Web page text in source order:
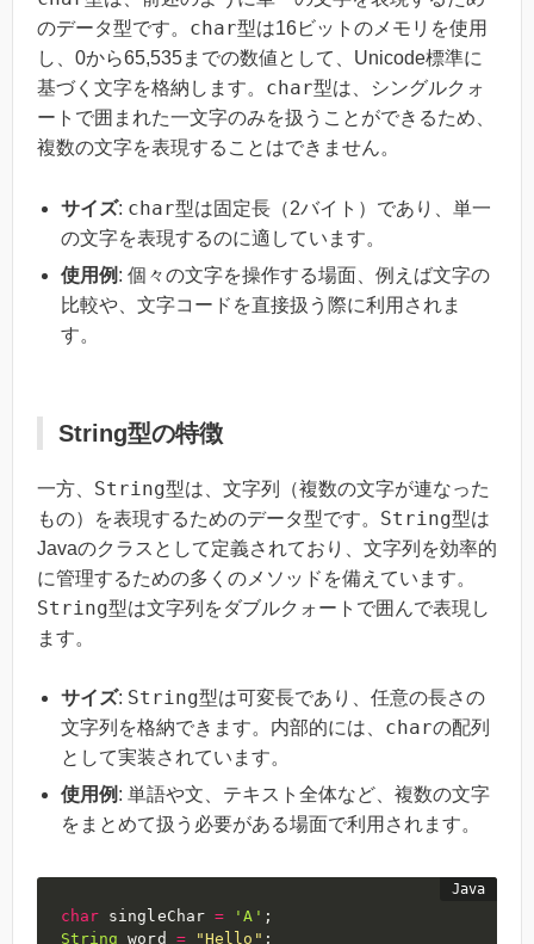
のデータ型です。 char型は16ビットのメモリを使用
し、0から65,535までの数値として、Unicode標準に
基づく文字を格納します。 char型は、シングルクォ
ートで囲まれた一文字のみを扱うことができるため、
複数の文字を表現することはできません。
サイズ: char型は固定長（2バイト）であり、単一
の文字を表現するのに適しています。
使用例 : 個々の文字を操作する場面、例えば文字の
比較や、文字コードを直接扱う際に利用されま
す。
String型の特徴
一方、 String型は、文字列（複数の文字が連なった
もの）を表現するためのデータ型です。 String型は
Javaのクラスとして定義されており、文字列を効率的
に管理するための多くのメソッドを備えています。
String型は文字列をダブルクォートで囲んで表現し
ます。
サイズ: String型は可変長であり、任意の長さの
文字列を格納できます。内部的には、 charの配列
として実装されています。
使用例 : 単語や文、テキスト全体など、複数の文字
をまとめて扱う必要がある場面で利用されます。
char singleChar = 'A' ;
String word = "Hello" ;